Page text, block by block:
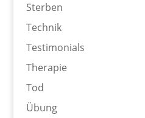
Sterben
Technik
Testimonials
Therapie
Tod
Übung